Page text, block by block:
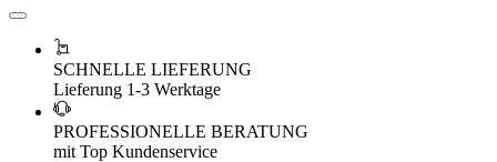
SCHNELLE LIEFERUNG
Lieferung 1-3 Werktage
PROFESSIONELLE BERATUNG
mit Top Kundenservice